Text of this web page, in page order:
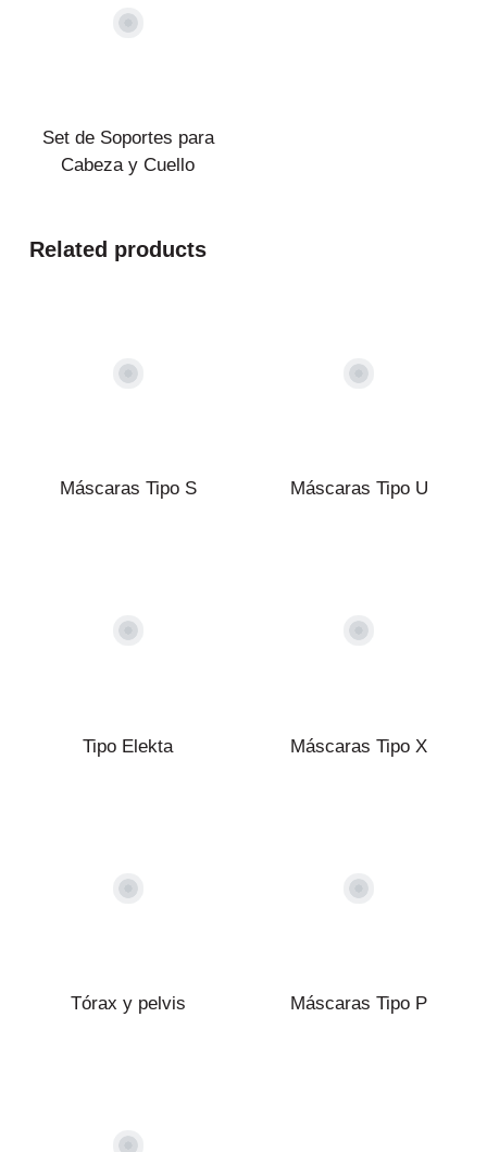
Set de Soportes para
Cabeza y Cuello
Related products
Máscaras Tipo S Máscaras Tipo U
Tipo Elekta Máscaras Tipo X
Tórax y pelvis Máscaras Tipo P